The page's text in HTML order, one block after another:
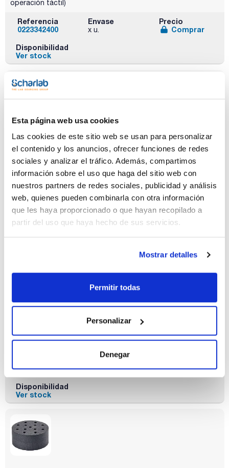
Esta página web usa cookies
Las cookies de este sitio web se usan para personalizar
el contenido y los anuncios, ofrecer funciones de redes
sociales y analizar el tráfico. Además, compartimos
información sobre el uso que haga del sitio web con
nuestros partners de redes sociales, publicidad y análisis
web, quienes pueden combinarla con otra información
que les haya proporcionado o que hayan recopilado a
partir del uso que haya hecho de sus servicios.
Mostrar detalles
Permitir todas
Personalizar
Denegar
operación táctil)
Referencia
0223342400
Envase
x u.
Precio
Comprar
Disponibilidad
Ver stock
Descripción
3.3): Para 54
tubos Eppendorf
(continuo)
Pack (u.)
Referencia
0223344300
Envase
x u.
Precio
Comprar
Disponibilidad
Ver stock
Descripción
VG 3.32 (con VG
de 10 mm
(continuo)
Pack (u.)
1
0223343900
Envase
x u.
Comprar
Disponibilidad
Ver stock